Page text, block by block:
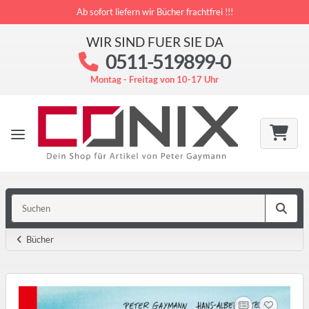
Ab sofort liefern wir Bücher frachtfrei !!!
WIR SIND FUER SIE DA
0511-519899-0
Montag - Freitag von 10-17 Uhr
Bücher